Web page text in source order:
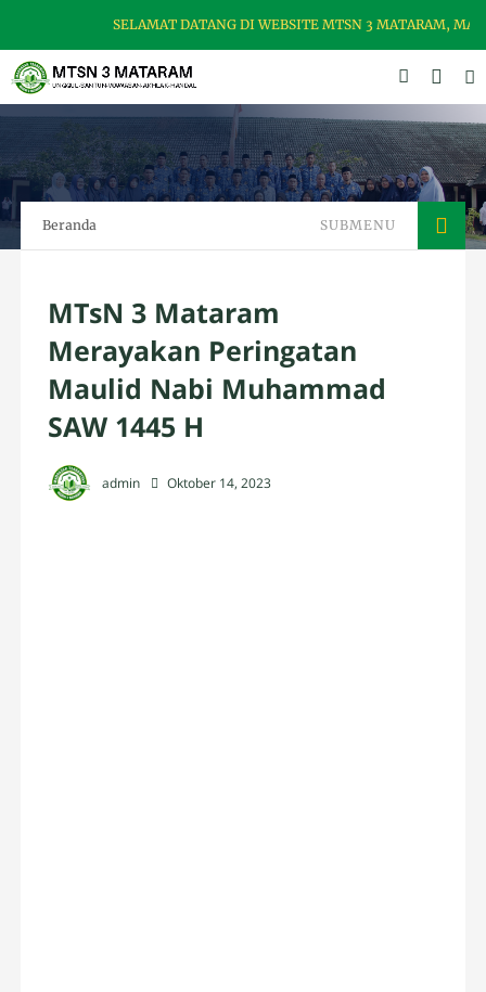
SELAMAT DATANG DI WEBSITE MTSN 3 MATARAM,
Beranda SUBMENU
MTsN 3 Mataram
Merayakan Peringatan
Maulid Nabi Muhammad
SAW 1445 H
admin Oktober 14, 2023